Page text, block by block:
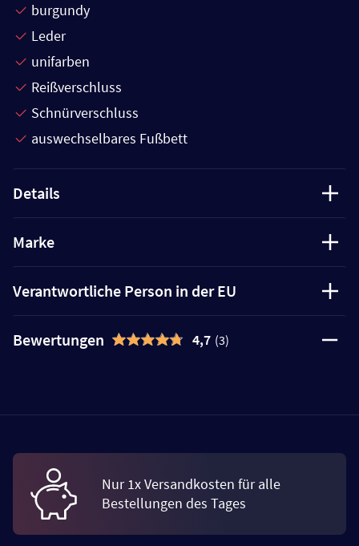
burgundy
Leder
unifarben
Reißverschluss
Schnürverschluss
auswechselbares Fußbett
Details
Marke
Verantwortliche Person in der EU
Bewertungen 4,7 (3)
Nur 1x Versandkosten für alle
Bestellungen des Tages